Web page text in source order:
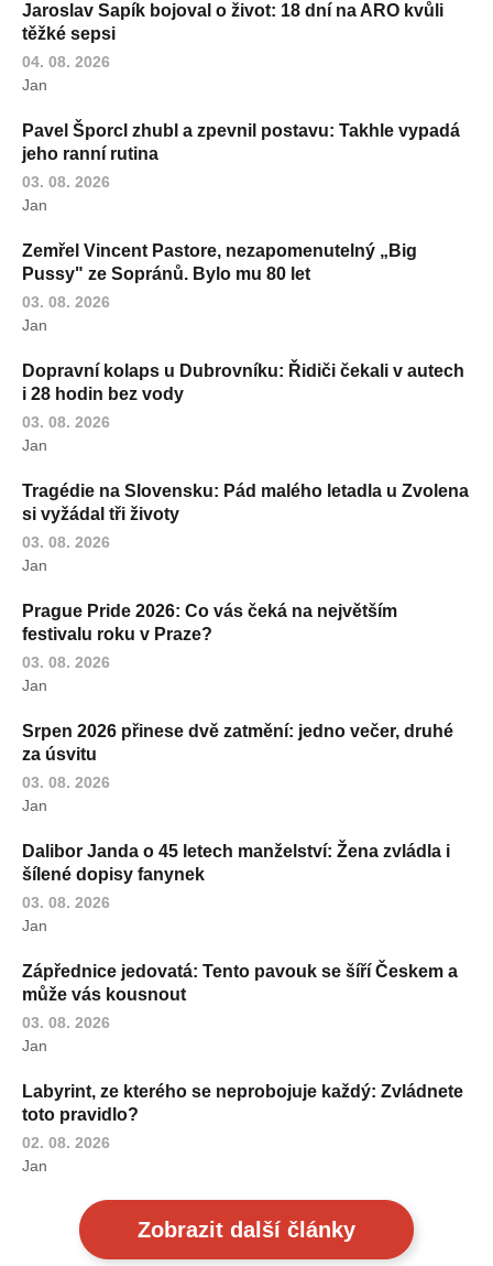
Jaroslav Sapík bojoval o život: 18 dní na ARO kvůli
těžké sepsi
04. 08. 2026
Jan
Pavel Šporcl zhubl a zpevnil postavu: Takhle vypadá
jeho ranní rutina
03. 08. 2026
Jan
Zemřel Vincent Pastore, nezapomenutelný „Big
Pussy" ze Sopránů. Bylo mu 80 let
03. 08. 2026
Jan
Dopravní kolaps u Dubrovníku: Řidiči čekali v autech
i 28 hodin bez vody
03. 08. 2026
Jan
Tragédie na Slovensku: Pád malého letadla u Zvolena
si vyžádal tři životy
03. 08. 2026
Jan
Prague Pride 2026: Co vás čeká na největším
festivalu roku v Praze?
03. 08. 2026
Jan
Srpen 2026 přinese dvě zatmění: jedno večer, druhé
za úsvitu
03. 08. 2026
Jan
Dalibor Janda o 45 letech manželství: Žena zvládla i
šílené dopisy fanynek
03. 08. 2026
Jan
Zápřednice jedovatá: Tento pavouk se šíří Českem a
může vás kousnout
03. 08. 2026
Jan
Labyrint, ze kterého se neprobojuje každý: Zvládnete
toto pravidlo?
02. 08. 2026
Jan
Zobrazit další články